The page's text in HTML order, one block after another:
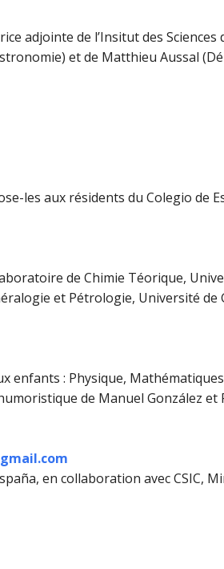
adjointe de l’Insitut des
et de Matthieu Aussal
les aux résidents du Colegio de
de Chimie Téorique,
et Pétrologie, Université de
enfants : Physique,
de Manuel González
en collaboration avec CSIC,